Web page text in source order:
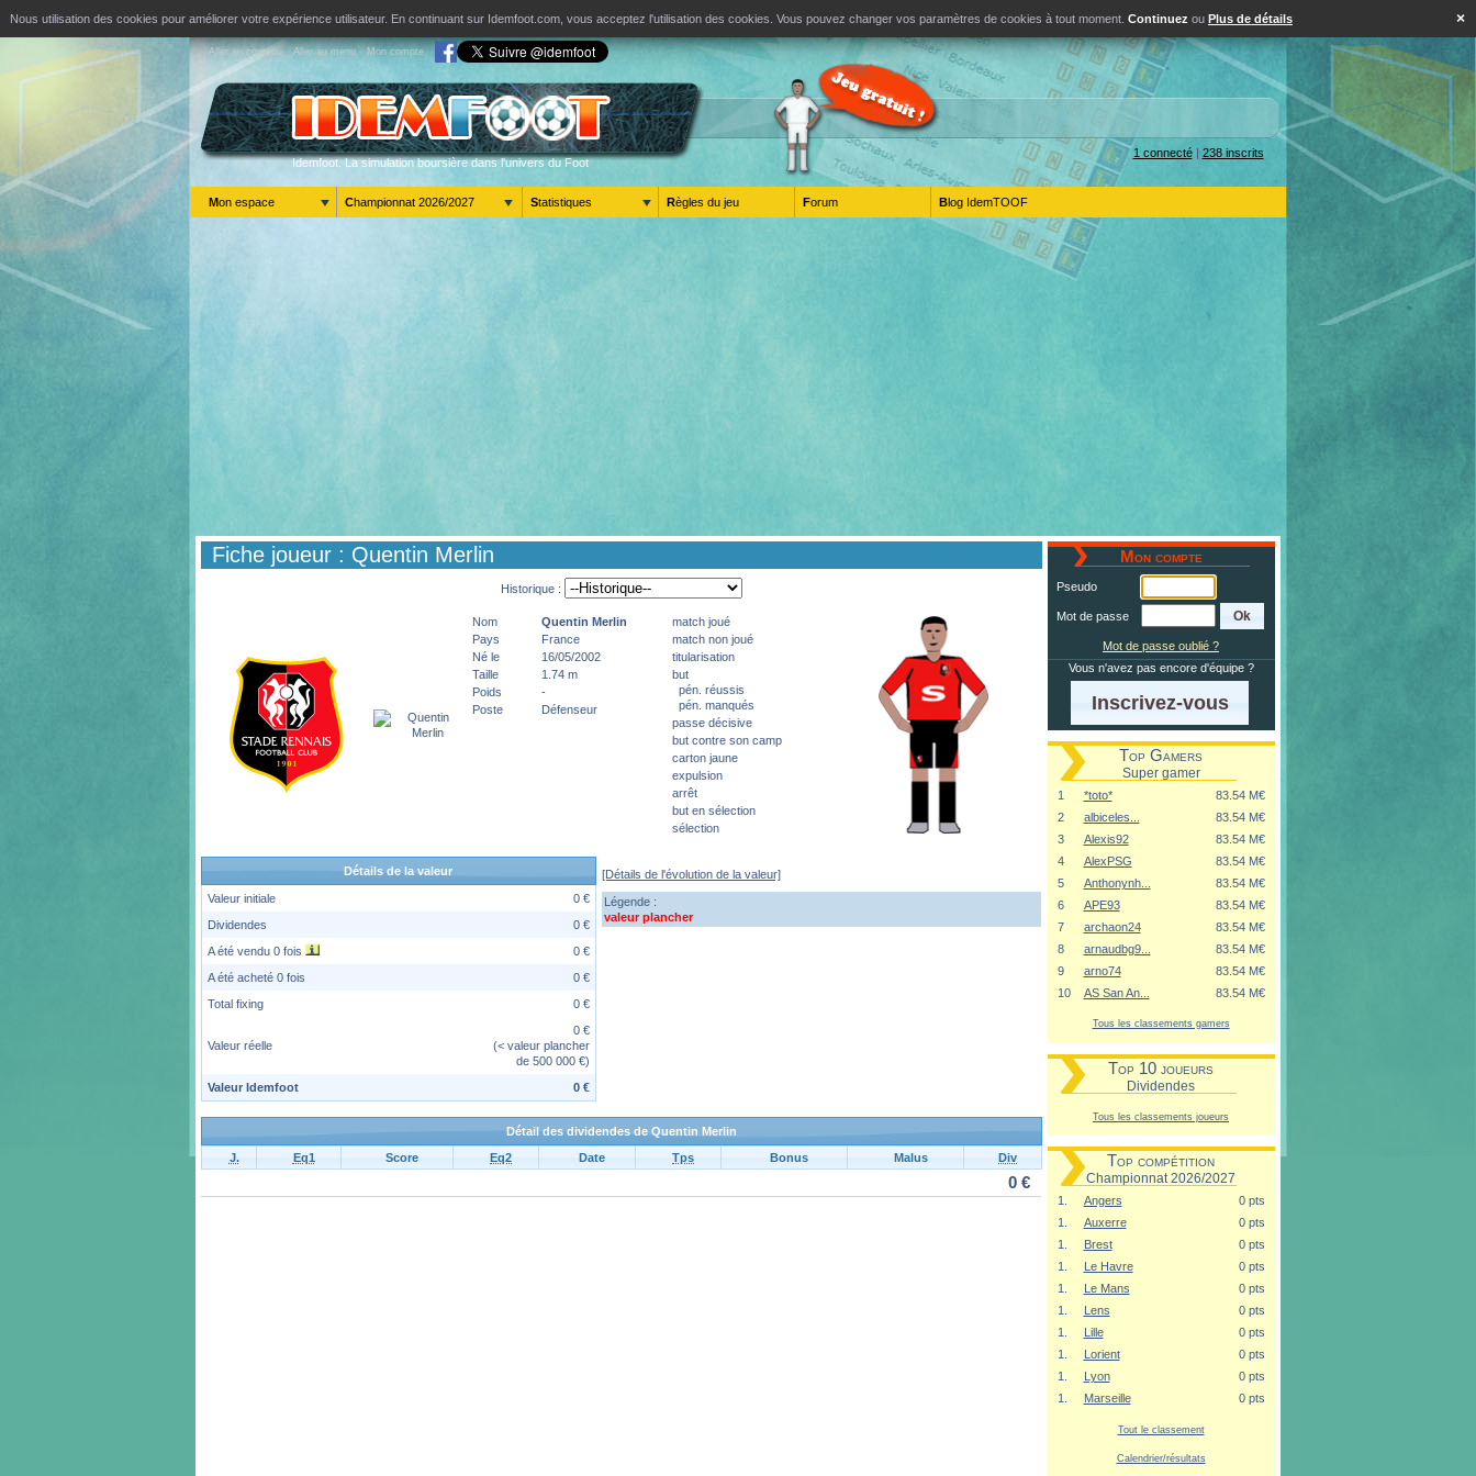
×
Nous utilisation des cookies pour améliorer votre expérience utilisateur. En continuant sur Idemfoot.com, vous acceptez l'utilisation des cookies. Vous pouvez changer vos paramètres de cookies à tout moment. Continuez ou Plus de détails
Aller au contenu Aller au menu Mon compte
Idemfoot. La simulation boursière dans l'univers du Foot
1 connecté| 238 inscrits
Mon espace Championnat 2026/2027 Statistiques Règles du jeu Forum Blog IdemTOOF
Fiche joueur : Quentin Merlin
Historique :
Nom Quentin Merlin
Pays
France
Né le
16/05/2002
Taille
1.74 m
Poids
-
Poste
Défenseur
match joué
match non joué
titularisation
but
pén. réussis
pén. manqués
passe décisive
but contre son camp
carton jaune
expulsion
arrêt
but en sélection
sélection
Détails de la valeur
Valeur initiale
0 €
Dividendes
0 €
A été vendu 0 fois
0 €
A été acheté 0 fois
0 €
Total fixing
0 €
Valeur réelle
0 €
(< valeur plancher
de 500 000 €)
Valeur Idemfoot
0 €
[Détails de l'évolution de la valeur]
Légende :
valeur plancher
Détail des dividendes de Quentin Merlin
J.
Eq1 Score Eq2 Date Tps Bonus Malus Div
0 €
Mon compte
Pseudo
Mot de passe
Mot de passe oublié ?
Vous n'avez pas encore d'équipe ?
Inscrivez-vous
Top Gamers
Super gamer
1 *toto*
83.54 M€
2
albiceles...
83.54 M€
3
Alexis92
83.54 M€
4
AlexPSG
83.54 M€
5
Anthonynh...
83.54 M€
6
APE93
83.54 M€
7
archaon24
83.54 M€
8
arnaudbg9...
83.54 M€
9
arno74
83.54 M€
10
AS San An... 83.54 M€
Tous les classements gamers
Top 10 joueurs
Dividendes
Tous les classements joueurs
Top compétition
Championnat 2026/2027
1. Angers
0 pts
1.
Auxerre
0 pts
1.
Brest
0 pts
1.
Le Havre
0 pts
1.
Le Mans
0 pts
1.
Lens
0 pts
1.
Lille
0 pts
1.
Lorient
0 pts
1.
Lyon
0 pts
1.
Marseille 0 pts
Tout le classement
Calendrier/résultats